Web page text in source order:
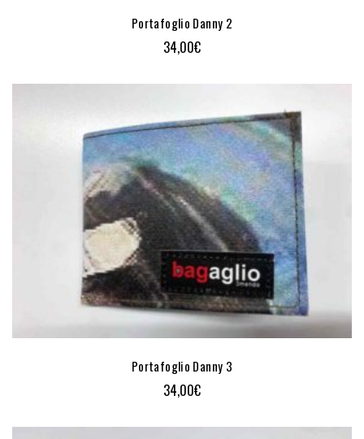
Portafoglio Danny 2
34,00€
Portafoglio Danny 3
34,00€